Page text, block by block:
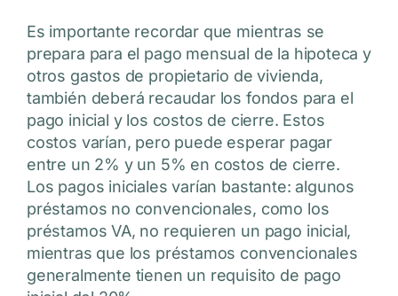
Es importante recordar que mientras se
prepara para el pago mensual de la hipoteca y
otros gastos de propietario de vivienda,
también deberá recaudar los fondos para el
pago inicial y los costos de cierre. Estos
costos varían, pero puede esperar pagar
entre un 2% y un 5% en costos de cierre.
Los pagos iniciales varían bastante: algunos
préstamos no convencionales, como los
préstamos VA, no requieren un pago inicial,
mientras que los préstamos convencionales
generalmente tienen un requisito de pago